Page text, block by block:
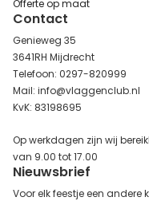
Offerte op maat
Contact
Genieweg 35
3641RH Mijdrecht
Telefoon: 0297-820999
Mail: info@vlaggenclub.nl
KvK: 83198695
Op werkdagen zijn wij
van 9.00 tot 17.00
Nieuwsbrief
Voor elk feestje een